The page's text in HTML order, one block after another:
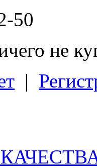
50
не
|